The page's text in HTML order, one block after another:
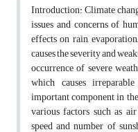
Introduction: Climate
issues and concerns of
effects on rain,
causes the severity and
occurrence of severe
which causes
important component in
various factors such as
speed and number of